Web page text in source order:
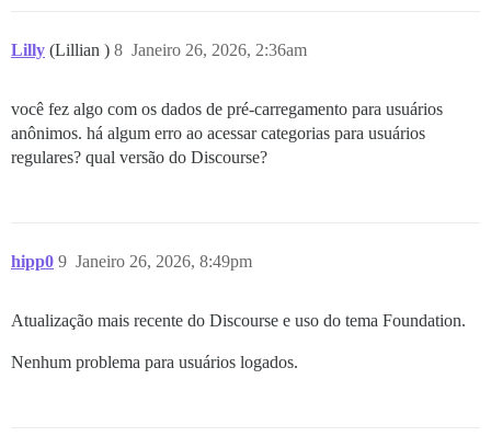
Lilly (Lillian ) Janeiro 26, 2026, 2:36am
8
você fez algo com os dados de pré-carregamento para usuários
anônimos. há algum erro ao acessar categorias para usuários
regulares? qual versão do Discourse?
hipp0 Janeiro 26, 2026, 8:49pm
9
Atualização mais recente do Discourse e uso do tema Foundation.
Nenhum problema para usuários logados.